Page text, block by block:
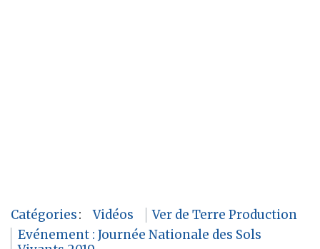
Catégories: Vidéos
Ver de Terre Production
Evénement : Journée Nationale des Sols